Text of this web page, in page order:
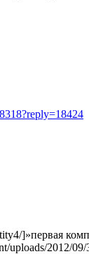
]»первая
uploads/2012/09/